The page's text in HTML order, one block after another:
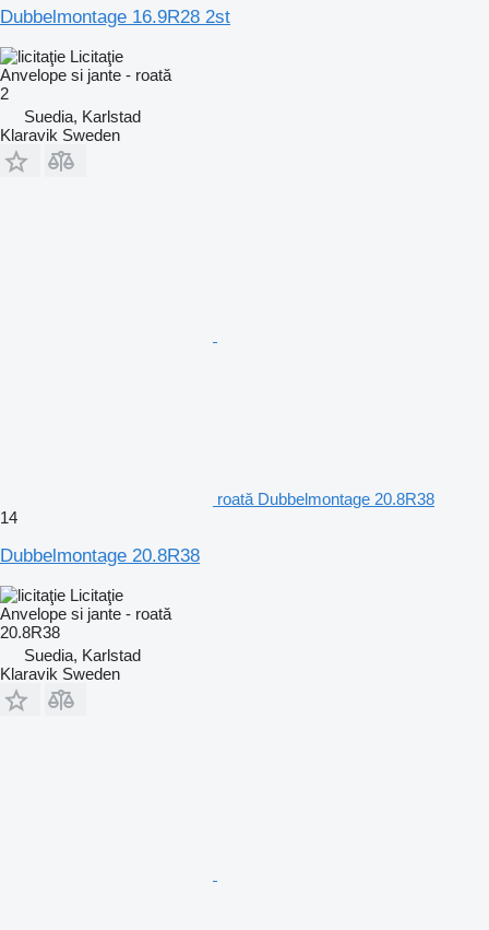
Dubbelmontage 16.9R28 2st
Licitaţie
Anvelope si jante - roată
2
Suedia, Karlstad
Klaravik Sweden
roată Dubbelmontage 20.8R38
14
Dubbelmontage 20.8R38
Licitaţie
Anvelope si jante - roată
20.8R38
Suedia, Karlstad
Klaravik Sweden